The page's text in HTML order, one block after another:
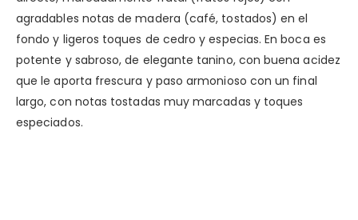
agradables notas de madera (café, tostados) en el
fondo y ligeros toques de cedro y especias. En boca es
potente y sabroso, de elegante tanino, con buena acidez
que le aporta frescura y paso armonioso con un final
largo, con notas tostadas muy marcadas y toques
especiados.